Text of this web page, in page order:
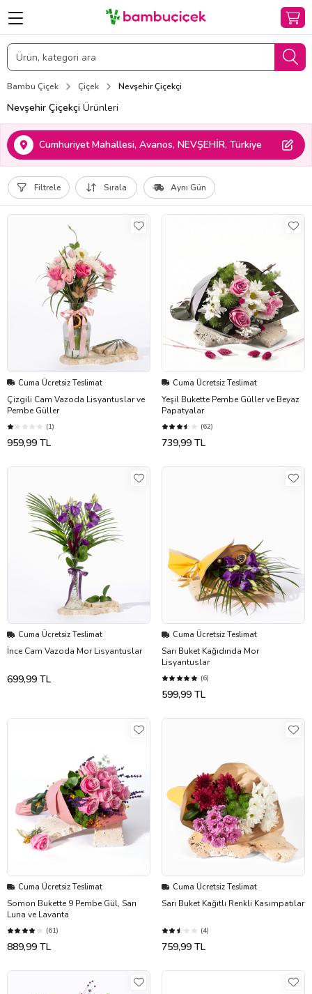
Bambu Çiçek Çiçek Nevşehir Çiçekçi
Nevşehir Çiçekçi Ürünleri
Cumhuriyet Mahallesi, Avanos, NEVŞEHİR, Türkiye
Filtrele Sırala Aynı Gün
Cuma Ücretsiz Teslimat
Çizgili Cam Vazoda Lisyantuslar ve
Pembe Güller
(1)
959,99 TL
Cuma Ücretsiz Teslimat
Yeşil Bukette Pembe Güller ve Beyaz
Papatyalar
(62)
739,99 TL
Cuma Ücretsiz Teslimat
İnce Cam Vazoda Mor Lisyantuslar
699,99 TL
Cuma Ücretsiz Teslimat
Sarı Buket Kağıdında Mor
Lisyantuslar
(6)
599,99 TL
Cuma Ücretsiz Teslimat
Somon Bukette 9 Pembe Gül, Sarı
Luna ve Lavanta
(61)
889,99 TL
Cuma Ücretsiz Teslimat
Sarı Buket Kağıtlı Renkli Kasımpatılar
(4)
759,99 TL